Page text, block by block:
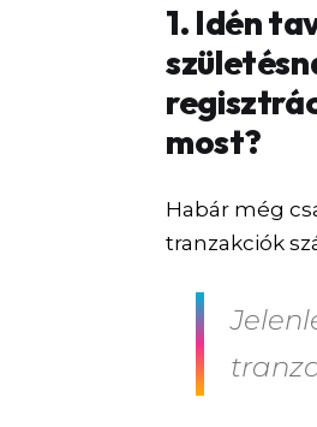
1. Idén
most?
Habár még
tranzakciók